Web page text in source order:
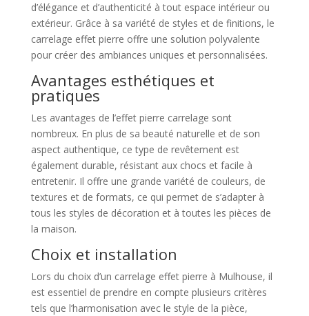
d’élégance et d’authenticité à tout espace intérieur ou
extérieur. Grâce à sa variété de styles et de finitions, le
carrelage effet pierre offre une solution polyvalente
pour créer des ambiances uniques et personnalisées.
Avantages esthétiques et
pratiques
Les avantages de l’effet pierre carrelage sont
nombreux. En plus de sa beauté naturelle et de son
aspect authentique, ce type de revêtement est
également durable, résistant aux chocs et facile à
entretenir. Il offre une grande variété de couleurs, de
textures et de formats, ce qui permet de s’adapter à
tous les styles de décoration et à toutes les pièces de
la maison.
Choix et installation
Lors du choix d’un carrelage effet pierre à Mulhouse, il
est essentiel de prendre en compte plusieurs critères
tels que l’harmonisation avec le style de la pièce,